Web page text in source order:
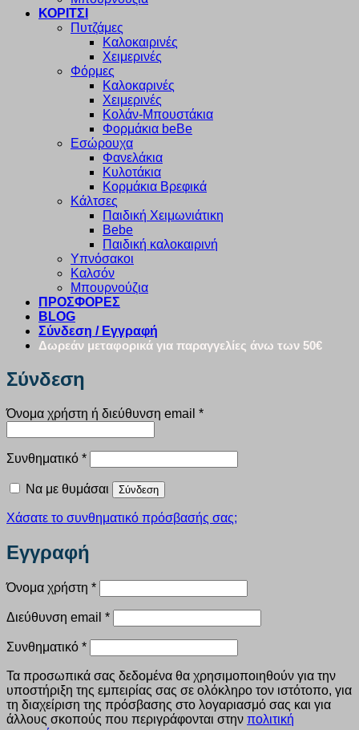
ΚΟΡΙΤΣΙ
Πυτζάμες
Καλοκαιρινές
Χειμερινές
Φόρμες
Καλοκαρινές
Χειμερινές
Κολάν-Μπουστάκια
Φορμάκια beBe
Εσώρουχα
Φανελάκια
Κυλοτάκια
Κορμάκια Βρεφικά
Κάλτσες
Παιδική Χειμωνιάτικη
Bebe
Παιδική καλοκαιρινή
Υπνόσακοι
Καλσόν
Μπουρνούζια
ΠΡΟΣΦΟΡΕΣ
BLOG
Σύνδεση / Εγγραφή
Δωρεάν μεταφορικά για παραγγελίες άνω των 50€
Σύνδεση
Όνομα χρήστη ή διεύθυνση email *Απαιτείται
Συνθηματικό *Απαιτείται
Να με θυμάσαι Σύνδεση
Χάσατε το συνθηματικό πρόσβασής σας;
Εγγραφή
Όνομα χρήστη *Απαιτείται
Διεύθυνση email *Απαιτείται
Συνθηματικό *Απαιτείται
Τα προσωπικά σας δεδομένα θα χρησιμοποιηθούν για την
υποστήριξη της εμπειρίας σας σε ολόκληρο τον ιστότοπο, για
τη διαχείριση της πρόσβασης στο λογαριασμό σας και για
άλλους σκοπούς που περιγράφονται στην πολιτική